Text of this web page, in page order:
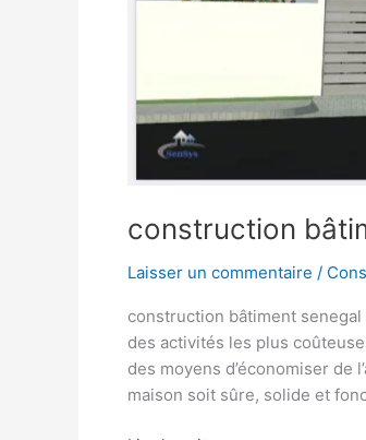
construction
Laisser un commentaire /
construction bâtiment
des activités les plus
des moyens d’économiser de
maison soit sûre, solide et